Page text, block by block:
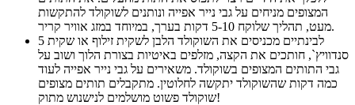
המצופים מניחים על גבי נייר אפייה ונותנים לשוקולד להתקשות
מעט, תהליך שלוקח 5-10 דקות בערך, במיוחד במזג אוויר קריר.
5
סנדוויץ`, חותכים את הקצה, מזלפים באיטיות בצורת הלוך ושוב על
גבי התותים המצופים בשוקולד. משאירים על גבי נייר אפייה לעוד
כמה דקות שהשוקולד יתקשה לחלוטין. מתקבלים תותים מצופים
שוקולד פשוט מושלמים לנישנוש מתוק!